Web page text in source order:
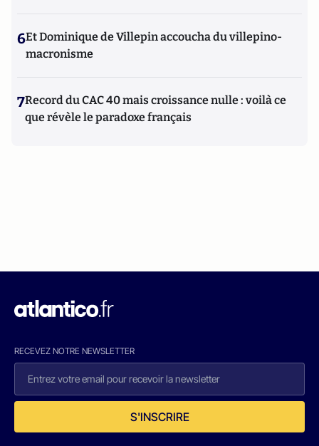
6Et Dominique de Villepin accoucha du villepino-
macronisme
7Record du CAC 40 mais croissance nulle : voilà ce
que révèle le paradoxe français
RECEVEZ NOTRE NEWSLETTER
S'INSCRIRE